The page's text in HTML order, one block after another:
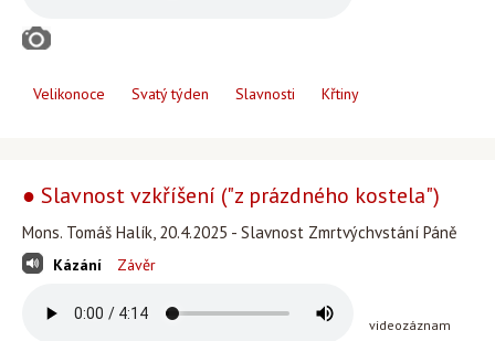
Velikonoce Svatý týden Slavnosti Křtiny
● Slavnost vzkříšení ("z prázdného kostela")
Mons. Tomáš Halík, 20.4.2025 - Slavnost Zmrtvýchvstání Páně
Kázání Závěr
videozáznam